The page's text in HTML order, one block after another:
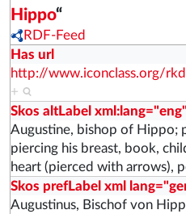
Hippo“
RDF-Feed
Has url
http://www.iconclass.org/
+
Skos altLabel
Augustine, bishop of Hippo;
piercing his breast, book,
heart (pierced with arrows),
Skos prefLabel xml
Augustinus, Bischof von